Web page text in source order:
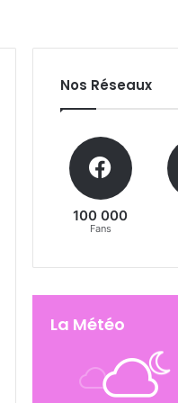
Nos Réseaux
100 000
Fans
La Météo